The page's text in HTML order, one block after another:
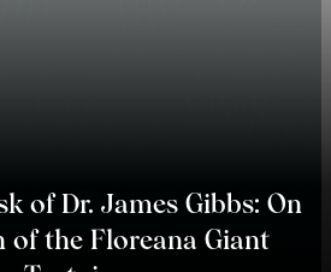
of Dr. James Gibbs: On
of the Floreana Giant